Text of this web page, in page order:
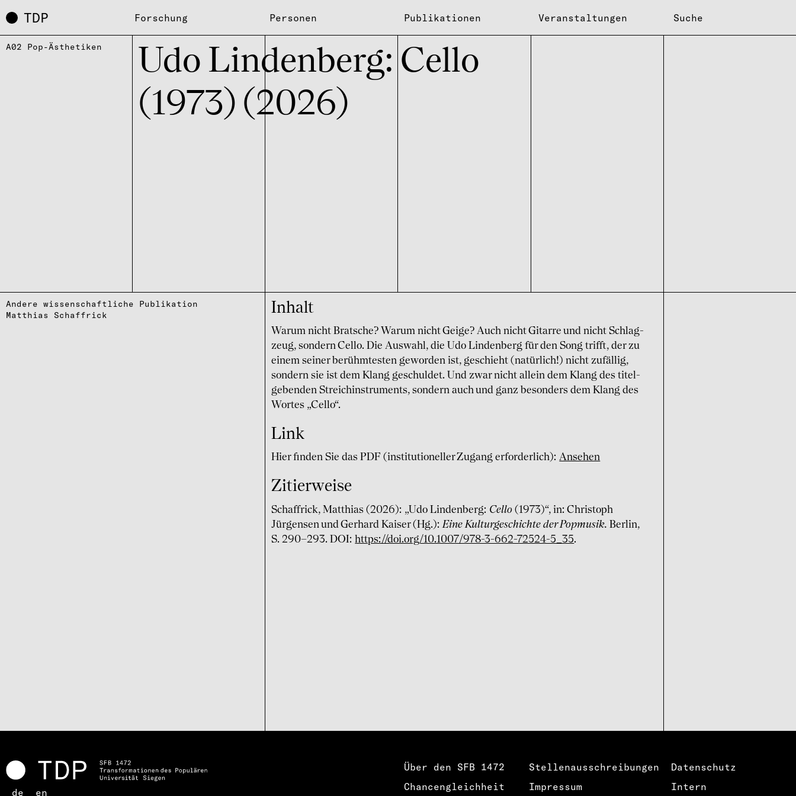
TDP Forschung Personen Publikationen Veranstaltungen Suche
Udo Linden­berg: Cello
(1973) (2026)
A02 Pop-Ästhetiken
Andere wissenschaftliche Publikation
Matthias Schaffrick
Inhalt
Warum nicht Bratsche? Warum nicht Geige? Auch nicht Gitarre und nicht Schlag­
zeug, sondern Cello. Die Auswahl, die Udo Linden­berg für den Song trifft, der zu
einem seiner berühm­testen geworden ist, geschieht (natürlich!) nicht zufällig,
sondern sie ist dem Klang geschuldet. Und zwar nicht allein dem Klang des titel­
gebenden Streich­instru­ments, sondern auch und ganz besonders dem Klang des
Wortes „Cello“.
Link
Hier finden Sie das PDF (institutioneller Zugang erforderlich):Ansehen
Zitierweise
Schaffrick, Matthias (2026): „Udo Lindenberg: Cello (1973)“, in: Christoph
Jürgensen und Gerhard Kaiser (Hg.):Eine Kulturgeschichte der Popmusik. Berlin,
S. 290–293. DOI:https://doi.org/10.1007/978-3-662-72524-5_35.
de en
Über den SFB 1472
Chancengleichheit
Stellenausschreibungen
Impressum
Datenschutz
Intern